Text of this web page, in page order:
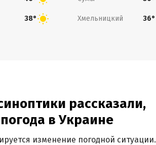
38° Хмельницкий 36°
рассказали,
в Украине
изменение погодной ситуации.